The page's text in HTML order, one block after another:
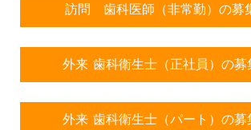
訪問 歯科医師（非常勤）の募
外来 歯科衛生士（正社員）の募
外来 歯科衛生士（パート）の募